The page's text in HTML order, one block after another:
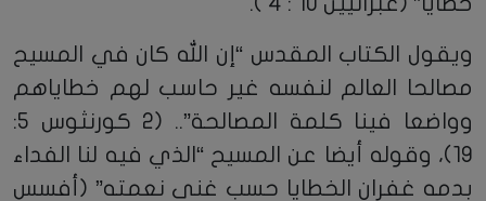
ويقول الكتاب المقدس “إن الله كان في المسيح
مصالحا العالم لنفسه غير حاسب لهم خطاياهم
وواضعا فينا كلمة المصالحة”.. (2 كورنثوس 5:
19)، وقوله أيضا عن المسيح “الذي فيه لنا الفداء
بدمه غفران الخطايا حسب غنى نعمته” (أفسس